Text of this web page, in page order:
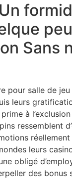
peu
Sans
pour salle de
leurs
à
ressemblent
réellement
leurs
obligé
des bonus